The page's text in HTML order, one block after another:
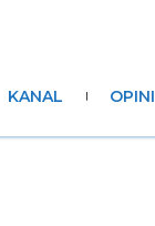
KANAL OPINI